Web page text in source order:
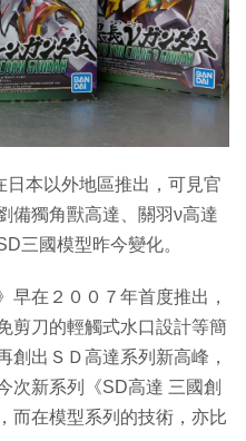
日本以外地區推出，可見官
備獨角獸高達、關羽ν高達
三國模型昨今變化。
早在２００７年首度推出，
剪刀的輕觸式水口設計等簡
創出ＳＤ高達系列新高峰，
次新系列《SD高達 三國創
而在模型系列的技術，亦比